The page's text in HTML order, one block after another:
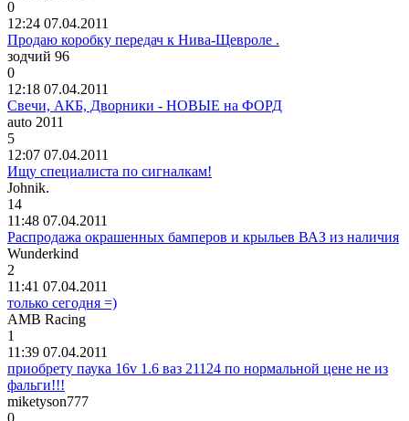
0
12:24 07.04.2011
Продаю коробку передач к Нива-Щевроле .
зодчий 96
0
12:18 07.04.2011
Свечи, АКБ, Дворники - НОВЫЕ на ФОРД
auto 2011
5
12:07 07.04.2011
Ищу специалиста по сигналкам!
Johnik.
14
11:48 07.04.2011
Распродажа окрашенных бамперов и крыльев ВАЗ из наличия
Wunderkind
2
11:41 07.04.2011
только сегодня =)
AMB Racing
1
11:39 07.04.2011
приобрету паука 16v 1.6 ваз 21124 по нормальной цене не из
фальги!!!
miketyson777
0